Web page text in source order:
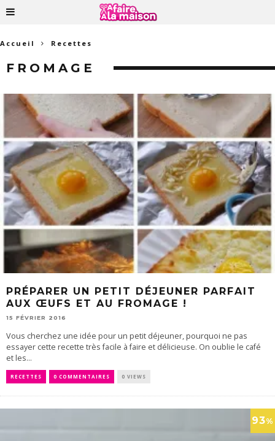
Accueil Recettes
FROMAGE
PRÉPARER UN PETIT DÉJEUNER PARFAIT
AUX ŒUFS ET AU FROMAGE !
15 FÉVRIER 2016
Vous cherchez une idée pour un petit déjeuner, pourquoi ne pas
essayer cette recette très facile à faire et délicieuse. On oublie le café
et les...
RECETTES 0 COMMENTAIRES 0 VIEWS
93%